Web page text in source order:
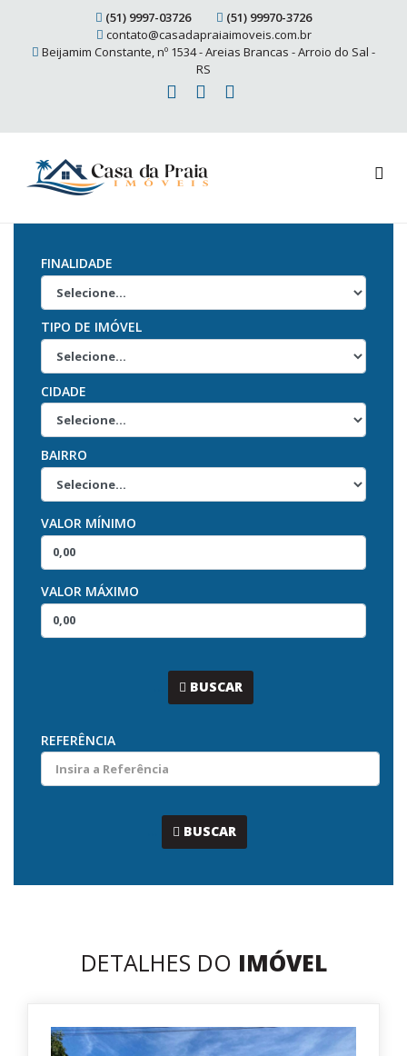
(51) 9997-03726
(51) 99970-3726
contato@casadapraiaimoveis.com.br
Beijamim Constante, nº 1534 - Areias Brancas - Arroio do Sal -
RS
FINALIDADE
TIPO DE IMÓVEL
CIDADE
BAIRRO
VALOR MÍNIMO
VALOR MÁXIMO
BUSCAR
REFERÊNCIA
BUSCAR
DETALHES DO IMÓVEL